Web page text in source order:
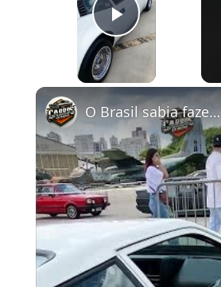
Play Video
O Brasil sabia fazer carros 🙏